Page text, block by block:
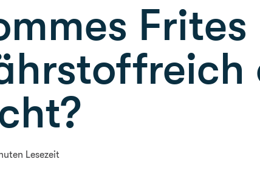
Frites
Lesezeit